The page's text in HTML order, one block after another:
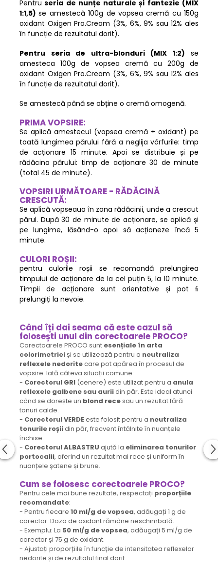
Pentru seria de nunțe naturale și fantezie (MIX
1:1,5) se amestecă 100g de vopsea cremă cu 150g
oxidant Oxigen Pro.Cream (3%, 6%, 9% sau 12% ales
în funcție de rezultatul dorit).
Pentru seria de ultra-blonduri (MIX 1:2) se
amesteca 100g de vopsea cremă cu 200g de
oxidant Oxigen Pro.Cream (3%, 6%, 9% sau 12% ales
în funcție de rezultatul dorit).
Se amestecă până se obține o cremă omogenă.
PRIMA VOPSIRE:
Se aplică amestecul (vopsea cremă + oxidant) pe
toată lungimea părului fără a neglija vârfurile: timp
de acționare 15 minute. Apoi se distribuie și pe
rădăcina părului: timp de acționare 30 de minute
(total 45 de minute).
VOPSIRI URMĂTOARE - RĂDĂCINĂ
CRESCUTĂ:
Se aplică vopseaua în zona rădăcinii, unde a crescut
părul. După 30 de minute de acționare, se aplică și
pe lungime, lăsând-o apoi să acționeze încă 5
minute.
CULORI ROȘII:
pentru culorile roșii se recomandă prelungirea
timpului de acționare de la cel puțin 5, la 10 minute.
Timpii de acționare sunt orientative și pot ﬁ
prelungiți la nevoie.
Când îți dai seama că este cazul să
folosești unul din corectoarele PROCO?
Corectoarele PROCO sunt esențiale în arta
colorimetrieiși se utilizează pentru a neutraliza
reflexele nedoritecare pot apărea în procesul de
vopsire. Iată câteva situații comune:
- Corectorul GRI (cenere) este utilizat pentru a anula
reflexele galbene sau auriidin păr. Este ideal atunci
când se dorește un blond recesau un rezultat fără
tonuri calde.
- Corectorul VERDEeste folosit pentru a neutraliza
tonurile roșiidin păr, frecvent întâlnite în nuanțele
închise.
- Corectorul ALBASTRU ajută la eliminarea tonurilor
portocalii, oferind un rezultat mai rece și uniform în
nuanțele șatene și brune.
Cum se folosesc corectoarele PROCO?
Pentru cele mai bune rezultate, respectați proporțiile
recomandate:
- Pentru fiecare 10 ml/g de vopsea, adăugați 1 g de
corector. Doza de oxidant rămâne neschimbată.
- Exemplu: La 50 ml/g de vopsea, adăugați 5 ml/g de
corector și 75 g de oxidant.
- Ajustați proporțiile în funcție de intensitatea reflexelor
nedorite și de rezultatul final dorit.